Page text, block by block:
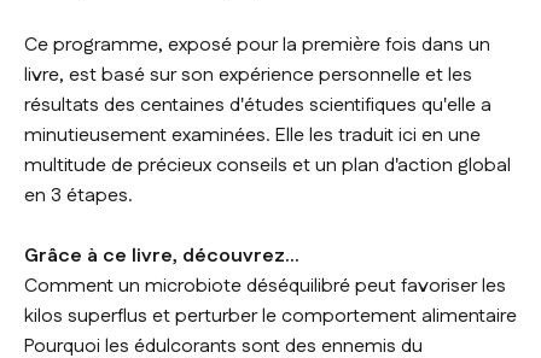
Ce programme, exposé pour la première fois dans un
livre, est basé sur son expérience personnelle et les
résultats des centaines d'études scientifiques qu'elle a
minutieusement examinées. Elle les traduit ici en une
multitude de précieux conseils et un plan d'action global
en 3 étapes.
Grâce à ce livre, découvrez...
Comment un microbiote déséquilibré peut favoriser les
kilos superflus et perturber le comportement alimentaire
Pourquoi les édulcorants sont des ennemis du